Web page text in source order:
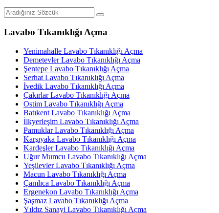
Lavabo Tıkanıklığı Açma
Yenimahalle Lavabo Tıkanıklığı Açma
Demetevler Lavabo Tıkanıklığı Açma
Şentepe Lavabo Tıkanıklığı Açma
Serhat Lavabo Tıkanıklığı Açma
İvedik Lavabo Tıkanıklığı Açma
Çakırlar Lavabo Tıkanıklığı Açma
Ostim Lavabo Tıkanıklığı Açma
Batıkent Lavabo Tıkanıklığı Açma
İlkyerleşim Lavabo Tıkanıklığı Açma
Pamuklar Lavabo Tıkanıklığı Açma
Karşıyaka Lavabo Tıkanıklığı Açma
Kardeşler Lavabo Tıkanıklığı Açma
Uğur Mumcu Lavabo Tıkanıklığı Açma
Yeşilevler Lavabo Tıkanıklığı Açma
Macun Lavabo Tıkanıklığı Açma
Çamlıca Lavabo Tıkanıklığı Açma
Ergenekon Lavabo Tıkanıklığı Açma
Şaşmaz Lavabo Tıkanıklığı Açma
Yıldız Sanayi Lavabo Tıkanıklığı Açma